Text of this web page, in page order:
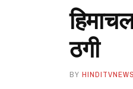
ठगी
BY HINDITVNEWS